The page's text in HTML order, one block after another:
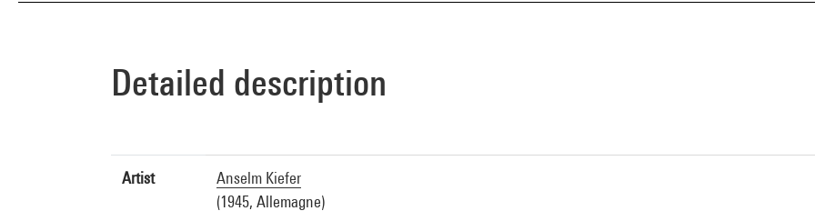
Detailed description
Artist
Anselm Kiefer
(1945, Allemagne)